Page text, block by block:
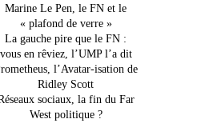
Marine Le Pen, le FN et le
« plafond de verre »
La gauche pire que le FN :
vous en rêviez, l’UMP l’a dit
l’Avatar-isation de
Ridley Scott
sociaux, la fin du Far
West politique ?